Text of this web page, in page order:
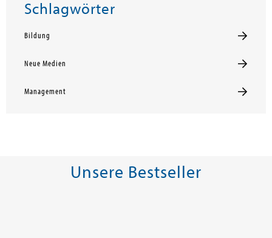
Schlagwörter
Bildung
Neue Medien
Management
Unsere Bestseller